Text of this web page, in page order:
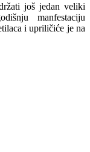
još jedan veliki
manfestaciju
i upriličiće je na